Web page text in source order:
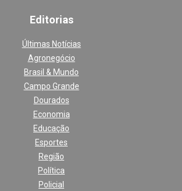
Editorias
Últimas Notícias
Agronegócio
Brasil & Mundo
Campo Grande
Dourados
Economia
Educação
Esportes
Região
Política
Policial